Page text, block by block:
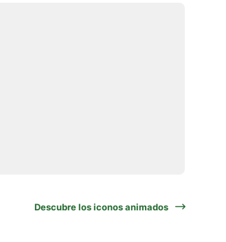
Descubre los iconos animados